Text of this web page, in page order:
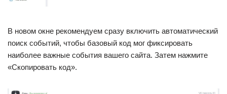
В новом окне рекомендуем сразу включить автоматический
поиск событий, чтобы базовый код мог фиксировать
наиболее важные события вашего сайта. Затем нажмите
«Скопировать код».